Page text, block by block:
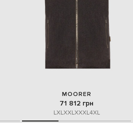
MOORER
71 812 грн
LXLXXLXXXL4XL